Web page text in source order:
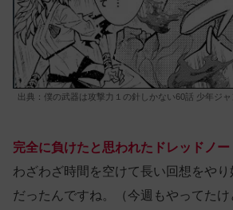
出典：僕の武器は攻撃力１の針しかない60話 少年ジャ
完全に負けたと思われたドレッドノー
わざわざ時間を空けて長い回想をや
だったんですね。（今週もやってたけ